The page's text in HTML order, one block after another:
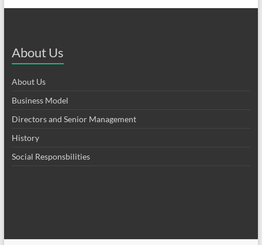
About Us
About Us
Business Model
Directors and Senior Management
History
Social Responsbilities